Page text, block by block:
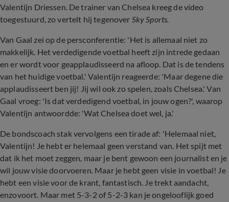
Valentijn Driessen. De trainer van Chelsea kreeg de video
toegestuurd, zo vertelt hij tegenover Sky Sports.
Van Gaal zei op de persconferentie: 'Het is allemaal niet zo
makkelijk. Het verdedigende voetbal heeft zijn intrede gedaan
en er wordt voor geapplaudisseerd na afloop. Dat is de tendens
van het huidige voetbal.' Valentijn reageerde: 'Maar degene die
applaudisseert ben jij! Jij wil ook zo spelen, zoals Chelsea.' Van
Gaal vroeg: 'Is dat verdedigend voetbal, in jouw ogen?', waarop
Valentijn antwoordde: 'Wat Chelsea doet wel, ja.'
De bondscoach stak vervolgens een tirade af: 'Helemaal niet,
Valentijn! Je hebt er helemaal geen verstand van. Het spijt met
dat ik het moet zeggen, maar je bent gewoon een journalist en je
wil jouw visie doorvoeren. Maar je hebt geen visie in voetbal! Je
hebt een visie voor de krant, fantastisch. Je trekt aandacht,
enzovoort. Maar met 5-3-2 of 5-2-3 kan je ongelooflijk goed